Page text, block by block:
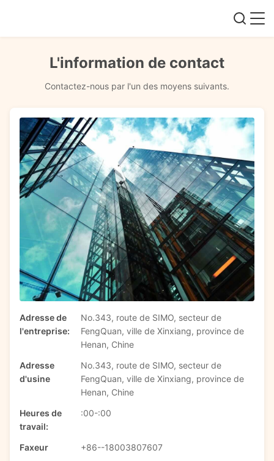
L'information de contact
Contactez-nous par l'un des moyens suivants.
Adresse de
l'entreprise:
No.343, route de SIMO, secteur de
FengQuan, ville de Xinxiang, province de
Henan, Chine
Adresse
d'usine
No.343, route de SIMO, secteur de
FengQuan, ville de Xinxiang, province de
Henan, Chine
Heures de
travail:
:00-:00
Faxeur
+86--18003807607